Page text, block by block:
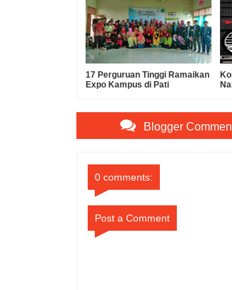
17 Perguruan Tinggi Ramaikan
Expo Kampus di Pati
Blogger
0 comments:
Post a Comment